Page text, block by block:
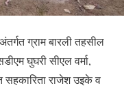
ग्राम बारली तहसील
घुघरी सीएल वर्मा,
राजेश उइके व